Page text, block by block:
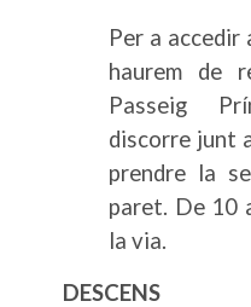
Per a accedir
haurem de
Passeig
discorre junt
prendre la
paret. De 10
la via.
DESCENS